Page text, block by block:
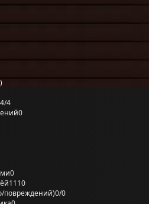
4/4
0
0
1110
повреждений)0/0